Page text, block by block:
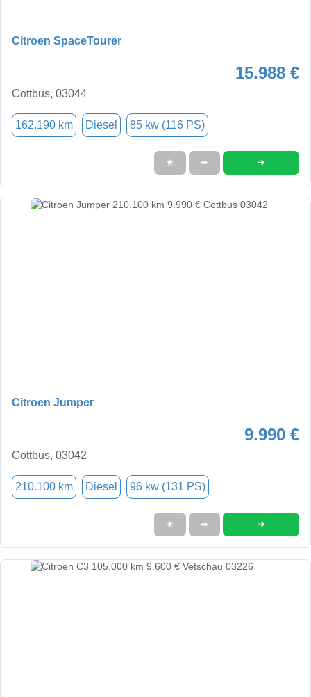
Citroen SpaceTourer
15.988 €
Cottbus, 03044
162.190 km Diesel 85 kw (116 PS)
★ ➦ ➜
Citroen Jumper
9.990 €
Cottbus, 03042
210.100 km Diesel 96 kw (131 PS)
★ ➦ ➜